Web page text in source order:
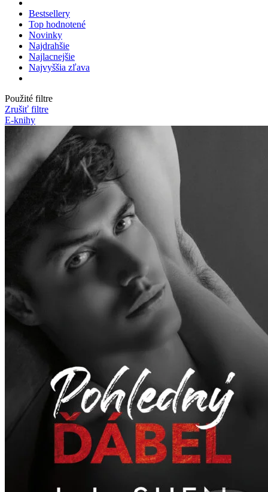
Bestsellery
Top hodnotené
Novinky
Najdrahšie
Najlacnejšie
Najvyššia zľava
Použité filtre
Zrušiť filtre
E-knihy